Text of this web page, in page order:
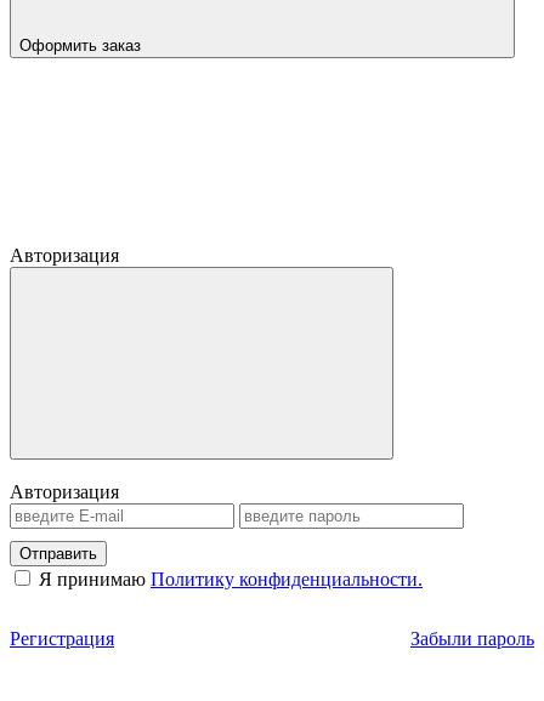
Оформить заказ
Авторизация
Авторизация
Отправить
Я принимаю Политику конфиденциальности.
Регистрация Забыли пароль